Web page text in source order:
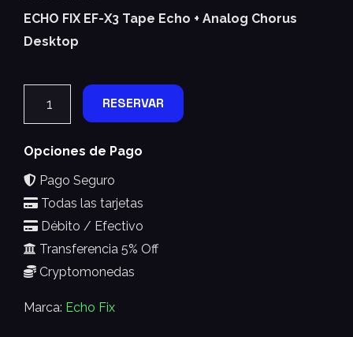
ECHO FIX EF-X3 Tape Echo + Analog Chorus
Desktop
RESERVAR
Opciones de Pago
Pago Seguro
Todas las tarjetas
Débito / Efectivo
Transferencia 5% Off
Cryptomonedas
Marca: Echo Fix